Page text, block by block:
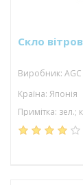
Скло
Виробник: AGC
Країна: Японія